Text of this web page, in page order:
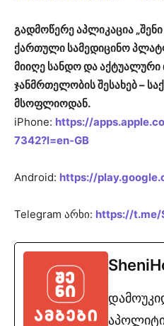
გადმოწერე აპლიკაცია
ქართული სამედიცინო
მიიღე სანდო და აქტუალური
ჯანმრთელობის შესახებ –
მსოფლიოდან.
iPhone: https://
7342?l=en-GB
Android: https://
Telegram არხი: https://t.me/